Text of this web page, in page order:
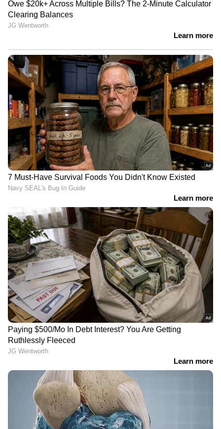
LATEST VIDEOS
ഇന്ത്യയിലെയും ലോകമെമ്പാടുമുള്ള എല്ലാ
Crime Newsഅറിയാൻ എപ്പോഴും
ഏഷ്യാനെറ്റ് ന്യൂസ് വാർത്തകൾ.
Newsതത്സമയ അപ്‌ഡേറ്റുകളും
ആഴത്തിലുള്ള വിശകലനവും സമഗ്രമായ
റിപ്പോർട്ടിംഗും — എല്ലാം ഒരൊറ്റ സ്ഥലത്ത്.